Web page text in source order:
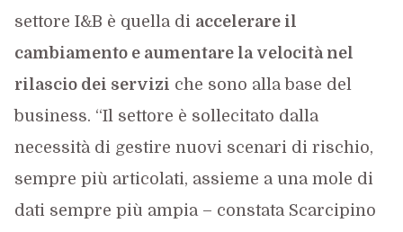
settore I&B è quella di accelerare il
cambiamento e aumentare la velocità nel
rilascio dei servizi che sono alla base del
business. “Il settore è sollecitato dalla
necessità di gestire nuovi scenari di rischio,
sempre più articolati, assieme a una mole di
dati sempre più ampia – constata Scarcipino